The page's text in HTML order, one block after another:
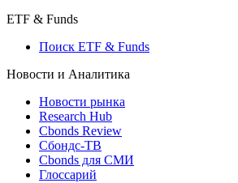
ETF & Funds
Поиск ETF & Funds
Новости и Аналитика
Новости рынка
Research Hub
Cbonds Review
Сбондс-ТВ
Cbonds для СМИ
Глоссарий